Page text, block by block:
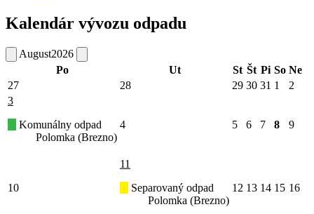
Kalendár vývozu odpadu
August2026
Po
Ut St Št Pi So Ne
27
28 29 30 31 1
2
3
Komunálny odpad
Polomka (Brezno)
4 5 6 7 8 9
10
11
Separovaný odpad
Polomka (Brezno)
12 13 14 15 16